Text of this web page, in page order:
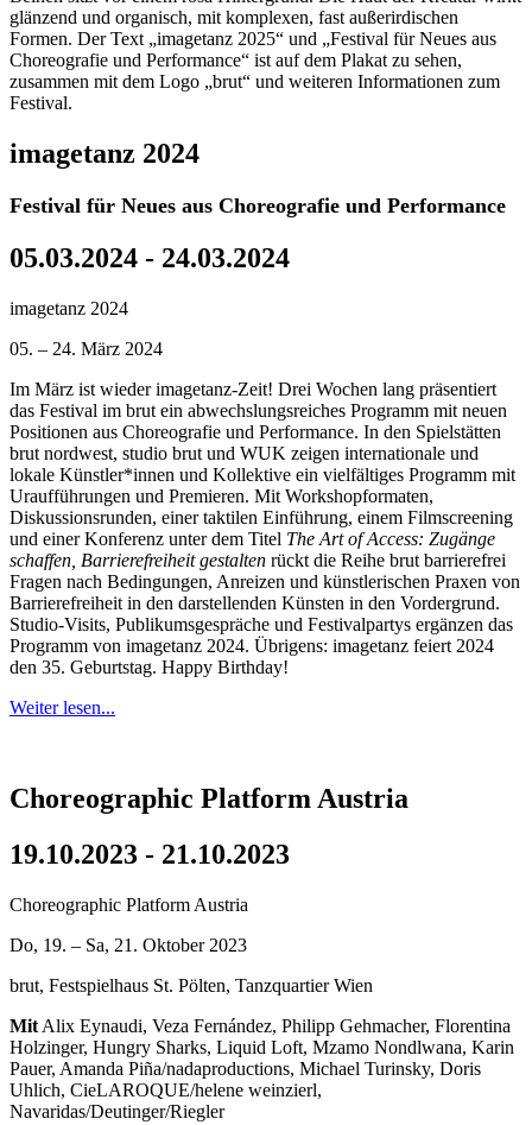
imagetanz 2024
Festival für Neues aus Choreografie und Performance
05.03.2024 - 24.03.2024
imagetanz 2024
05. – 24. März 2024
Im März ist wieder imagetanz-Zeit! Drei Wochen lang präsentiert
das Festival im brut ein abwechslungsreiches Programm mit neuen
Positionen aus Choreografie und Performance. In den Spielstätten
brut nordwest, studio brut und WUK zeigen internationale und
lokale Künstler*innen und Kollektive ein vielfältiges Programm mit
Uraufführungen und Premieren. Mit Workshopformaten,
Diskussionsrunden, einer taktilen Einführung, einem Filmscreening
und einer Konferenz unter dem Titel The Art of Access: Zugänge
schaffen, Barrierefreiheit gestalten rückt die Reihe brut barrierefrei
Fragen nach Bedingungen, Anreizen und künstlerischen Praxen von
Barrierefreiheit in den darstellenden Künsten in den Vordergrund.
Studio-Visits, Publikumsgespräche und Festivalpartys ergänzen das
Programm von imagetanz 2024. Übrigens: imagetanz feiert 2024
den 35. Geburtstag. Happy Birthday!
Weiter lesen...
Choreographic Platform Austria
19.10.2023 - 21.10.2023
Choreographic Platform Austria
Do, 19. – Sa, 21. Oktober 2023
brut, Festspielhaus St. Pölten, Tanzquartier Wien
Mit Alix Eynaudi, Veza Fernández, Philipp Gehmacher, Florentina
Holzinger, Hungry Sharks, Liquid Loft, Mzamo Nondlwana, Karin
Pauer, Amanda Piña/nadaproductions, Michael Turinsky, Doris
Uhlich, CieLAROQUE/helene weinzierl,
Navaridas/Deutinger/Riegler